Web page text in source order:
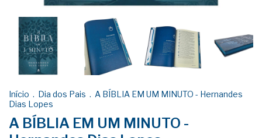
Início . Dia dos Pais . A BÍBLIA EM UM MINUTO - Hernandes
Dias Lopes
A BÍBLIA EM UM MINUTO -